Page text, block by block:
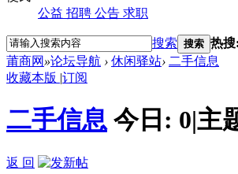
公益 招聘 公告 求职
搜索 搜索 热搜:
莆商网 »论坛导航 › 休闲驿站› 二手信息
收藏本版 |订阅
二手信息 今日: 0|主
返 回